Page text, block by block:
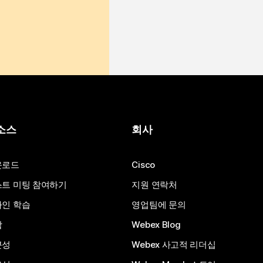
스
드
미팅 참여하기
학습
회사
Cisco
지원 연락처
영업팀에 문의
Webex Blog
Webex 사고적 리더십